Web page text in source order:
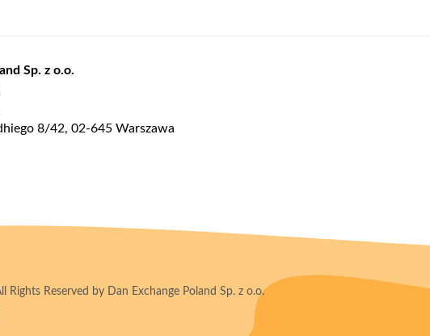
Sp. z o.o.
8/42, 02-645 Warszawa
Rights Reserved by Dan Exchange Poland Sp. z o.o.